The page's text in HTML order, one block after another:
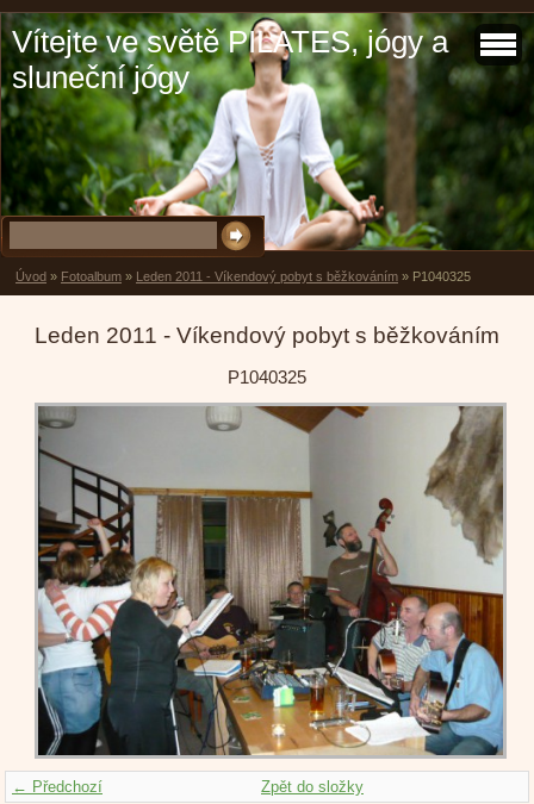
Vítejte ve světě PILATES, jógy a
sluneční jógy
Úvod » Fotoalbum » Leden 2011 - Víkendový pobyt s běžkováním » P1040325
Leden 2011 - Víkendový pobyt s běžkováním
P1040325
← Předchozí Zpět do složky